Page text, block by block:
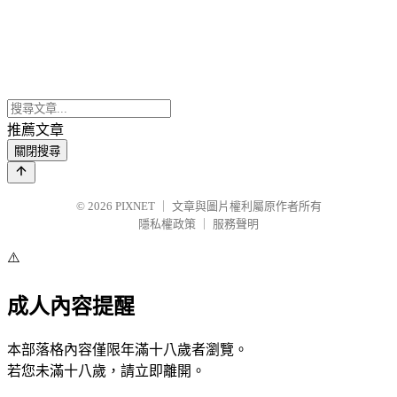
推薦文章
關閉搜尋
© 2026 PIXNET
文章與圖片權利屬原作者所有
隱私權政策
服務聲明
⚠️
成人內容提醒
本部落格內容僅限年滿十八歲者瀏覽。
若您未滿十八歲，請立即離開。